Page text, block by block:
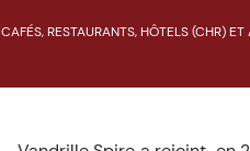
CAFÉS, RESTAURANTS, HÔTELS (CHR)